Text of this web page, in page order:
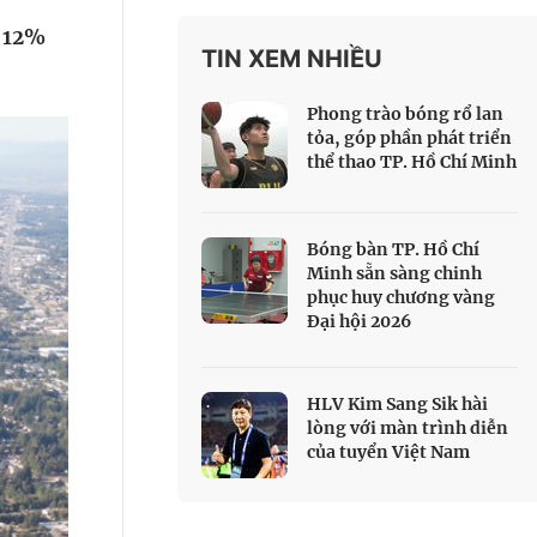
Games 33
TIN XEM NHIỀU
Phong trào bóng rổ lan
tỏa, góp phần phát triển
thể thao TP. Hồ Chí Minh
Bóng bàn TP. Hồ Chí
Minh sẵn sàng chinh
phục huy chương vàng
Đại hội 2026
HLV Kim Sang Sik hài
lòng với màn trình diễn
của tuyển Việt Nam